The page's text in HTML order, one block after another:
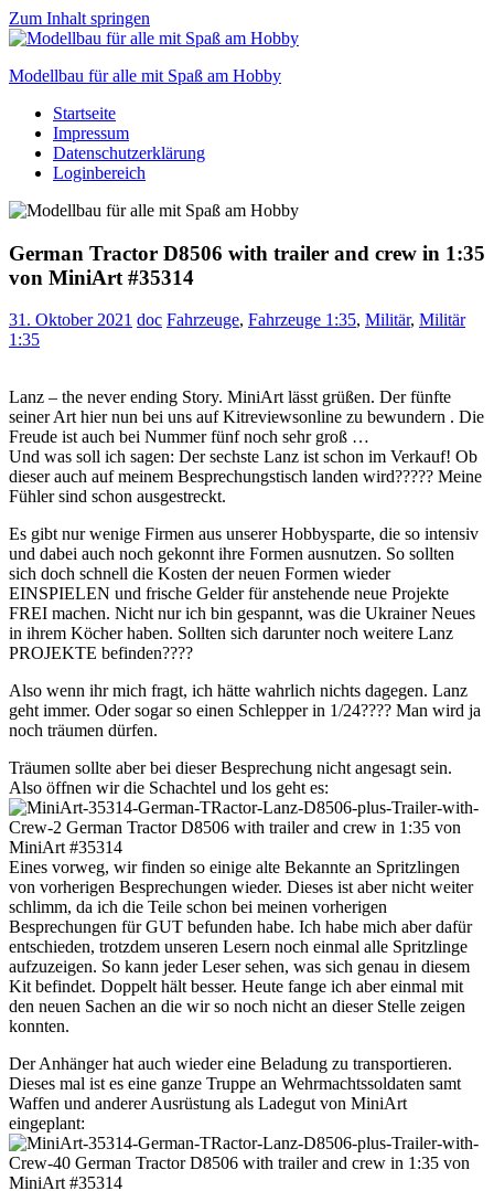
Zum Inhalt springen
Modellbau für alle mit Spaß am Hobby
Scale
modelling
to
Startseite
Impressum
Datenschutzerklärung
Loginbereich
German Tractor D8506 with trailer and crew in 1:35
von MiniArt #35314
31. Oktober 2021 doc Fahrzeuge, Fahrzeuge 1:35, Militär, Militär
1:35
Lanz – the never ending Story. MiniArt lässt grüßen. Der fünfte
seiner Art hier nun bei uns auf Kitreviewsonline zu bewundern . Die
Freude ist auch bei Nummer fünf noch sehr groß …
Und was soll ich sagen: Der sechste Lanz ist schon im Verkauf! Ob
dieser auch auf meinem Besprechungstisch landen wird????? Meine
Fühler sind schon ausgestreckt.
Es gibt nur wenige Firmen aus unserer Hobbysparte, die so intensiv
und dabei auch noch gekonnt ihre Formen ausnutzen. So sollten
sich doch schnell die Kosten der neuen Formen wieder
EINSPIELEN und frische Gelder für anstehende neue Projekte
FREI machen. Nicht nur ich bin gespannt, was die Ukrainer Neues
in ihrem Köcher haben. Sollten sich darunter noch weitere Lanz
PROJEKTE befinden????
Also wenn ihr mich fragt, ich hätte wahrlich nichts dagegen. Lanz
geht immer. Oder sogar so einen Schlepper in 1/24???? Man wird ja
noch träumen dürfen.
Träumen sollte aber bei dieser Besprechung nicht angesagt sein.
Also öffnen wir die Schachtel und los geht es:
Eines vorweg, wir finden so einige alte Bekannte an Spritzlingen
von vorherigen Besprechungen wieder. Dieses ist aber nicht weiter
schlimm, da ich die Teile schon bei meinen vorherigen
Besprechungen für GUT befunden habe. Ich habe mich aber dafür
entschieden, trotzdem unseren Lesern noch einmal alle Spritzlinge
aufzuzeigen. So kann jeder Leser sehen, was sich genau in diesem
Kit befindet. Doppelt hält besser. Heute fange ich aber einmal mit
den neuen Sachen an die wir so noch nicht an dieser Stelle zeigen
konnten.
Der Anhänger hat auch wieder eine Beladung zu transportieren.
Dieses mal ist es eine ganze Truppe an Wehrmachtssoldaten samt
Waffen und anderer Ausrüstung als Ladegut von MiniArt
eingeplant: